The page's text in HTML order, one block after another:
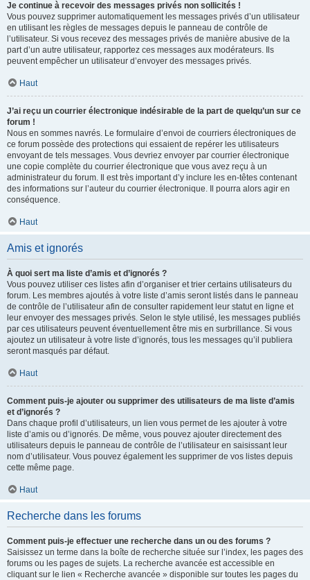
Je continue à recevoir des messages privés non sollicités !
Vous pouvez supprimer automatiquement les messages privés d’un utilisateur
en utilisant les règles de messages depuis le panneau de contrôle de
l’utilisateur. Si vous recevez des messages privés de manière abusive de la
part d’un autre utilisateur, rapportez ces messages aux modérateurs. Ils
peuvent empêcher un utilisateur d’envoyer des messages privés.
Haut
J’ai reçu un courrier électronique indésirable de la part de quelqu’un sur ce
forum !
Nous en sommes navrés. Le formulaire d’envoi de courriers électroniques de
ce forum possède des protections qui essaient de repérer les utilisateurs
envoyant de tels messages. Vous devriez envoyer par courrier électronique
une copie complète du courrier électronique que vous avez reçu à un
administrateur du forum. Il est très important d’y inclure les en-têtes contenant
des informations sur l’auteur du courrier électronique. Il pourra alors agir en
conséquence.
Haut
Amis et ignorés
À quoi sert ma liste d’amis et d’ignorés ?
Vous pouvez utiliser ces listes afin d’organiser et trier certains utilisateurs du
forum. Les membres ajoutés à votre liste d’amis seront listés dans le panneau
de contrôle de l’utilisateur afin de consulter rapidement leur statut en ligne et
leur envoyer des messages privés. Selon le style utilisé, les messages publiés
par ces utilisateurs peuvent éventuellement être mis en surbrillance. Si vous
ajoutez un utilisateur à votre liste d’ignorés, tous les messages qu’il publiera
seront masqués par défaut.
Haut
Comment puis-je ajouter ou supprimer des utilisateurs de ma liste d’amis
et d’ignorés ?
Dans chaque profil d’utilisateurs, un lien vous permet de les ajouter à votre
liste d’amis ou d’ignorés. De même, vous pouvez ajouter directement des
utilisateurs depuis le panneau de contrôle de l’utilisateur en saisissant leur
nom d’utilisateur. Vous pouvez également les supprimer de vos listes depuis
cette même page.
Haut
Recherche dans les forums
Comment puis-je effectuer une recherche dans un ou des forums ?
Saisissez un terme dans la boîte de recherche située sur l’index, les pages des
forums ou les pages de sujets. La recherche avancée est accessible en
cliquant sur le lien « Recherche avancée » disponible sur toutes les pages du